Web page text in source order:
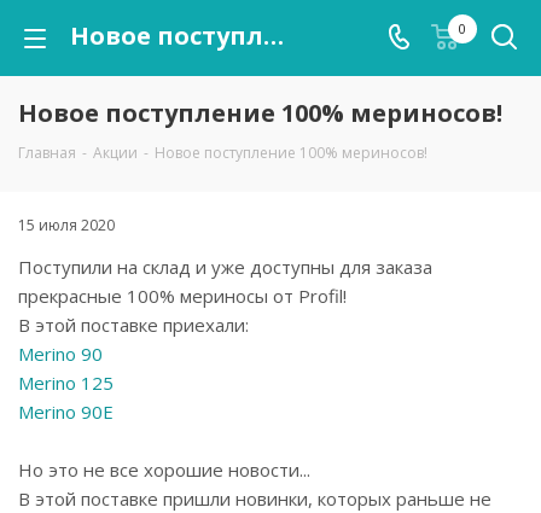
Новое поступление 100% мериносов! 0
Новое поступление 100% мериносов!
Главная - Акции - Новое поступление 100% мериносов!
15 июля 2020
Поступили на склад и уже доступны для заказа
прекрасные 100% мериносы от Profil!
В этой поставке приехали:
Merino 90
Merino 125
Merino 90E
Но это не все хорошие новости...
В этой поставке пришли новинки, которых раньше не